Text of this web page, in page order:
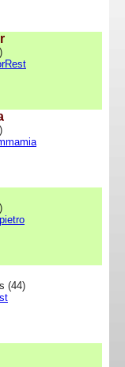
(44)